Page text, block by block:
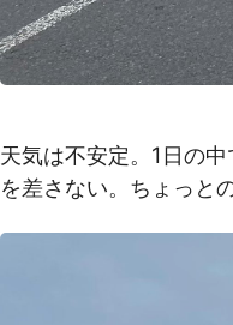
天気は不安定。1日の
を差さない。ちょっと